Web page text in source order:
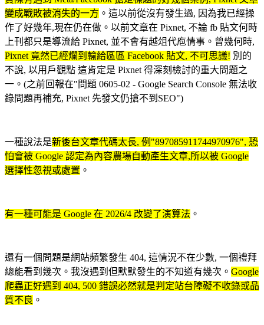
變成戰敗被消失的一方 。這以前從沒有發生過, 因為我已經操
作了好幾年,現在仍在做。以前文章在 Pixnet, 不論 fb 貼文何時
上刊都只是導流給 Pixnet, 並不會有越俎代庖情事。曾幾何時,
Pixnet 竟然已經爛到輸給區區 Facebook 貼文, 不可思議! 別的
不說, 以用戶觀點 這肯定是 Pixnet 得深刻檢討的重大問題之
一。(之前回報在"問題 0605-02 - Google Search Console 無法收
錄問題再補充, Pixnet 先發文仍搶不到SEO")
一種說法是新後台文章代碼太長, 例"897085911744970976", 恐
怕會被 Google 認定為內容農場自動產生文章,所以被 Google
選擇性忽視或處置 。
有一種可能是 Google 在 2026/4 改變了演算法 。
還有一個問題是網站頻繁發生 404, 這情況不在少數, 一個禮拜
總能看到幾次。我沒遇到但默默發生的不知道有幾次。 Google
爬蟲正好遇到 404, 500 錯誤必然就是判定站台障礙不收錄或品
質不良 。